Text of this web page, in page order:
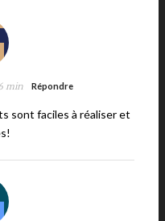
min Répondre
sont faciles à réaliser et